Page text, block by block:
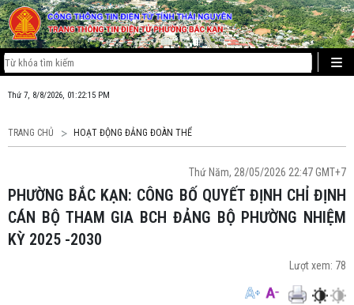
Thứ 7, 8/8/2026, 01:22:16 PM
TRANG CHỦ HOẠT ĐỘNG ĐẢNG ĐOÀN THỂ
Thứ Năm, 28/05/2026 22:47 GMT+7
PHƯỜNG BẮC KẠN: CÔNG BỐ QUYẾT ĐỊNH CHỈ ĐỊNH
CÁN BỘ THAM GIA BCH ĐẢNG BỘ PHƯỜNG NHIỆM
KỲ 2025 -2030
Lượt xem: 78